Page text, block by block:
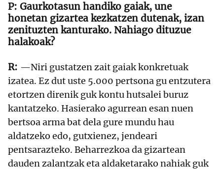
Gaurkotasun handiko gaiak, une
honetan gizartea kezkatzen dutenak, izan
zenituzten kanturako. Nahiago dituzue
halakoak?
—Niri gustatzen zait gaiak konkretuak
izatea. Ez dut uste 5.000 pertsona gu entzutera
etortzen direnik guk kontu hutsalei buruz
kantatzeko. Hasierako agurrean esan nuen
bertsoa arma bat dela gure mundu hau
aldatzeko edo, gutxienez, jendeari
pentsarazteko. Beharrezkoa da gizartean
dauden zalantzak eta aldaketarako nahiak guk